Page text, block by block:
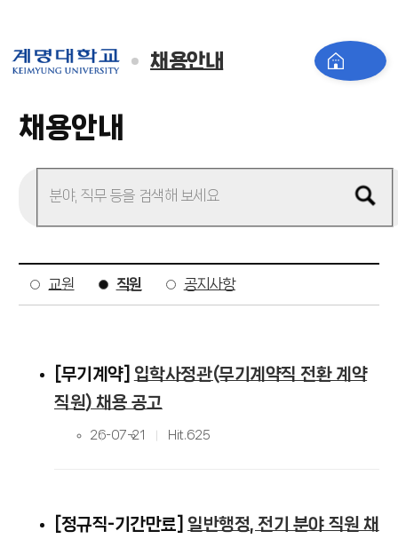
채용안내
채용안내
교원 직원 공지사항
무기계약
입학사정관(무기계약직 전환 계약
직원) 채용 공고
26-07-21 Hit.625
정규직-기간만료
일반행정, 전기 분야 직원 채